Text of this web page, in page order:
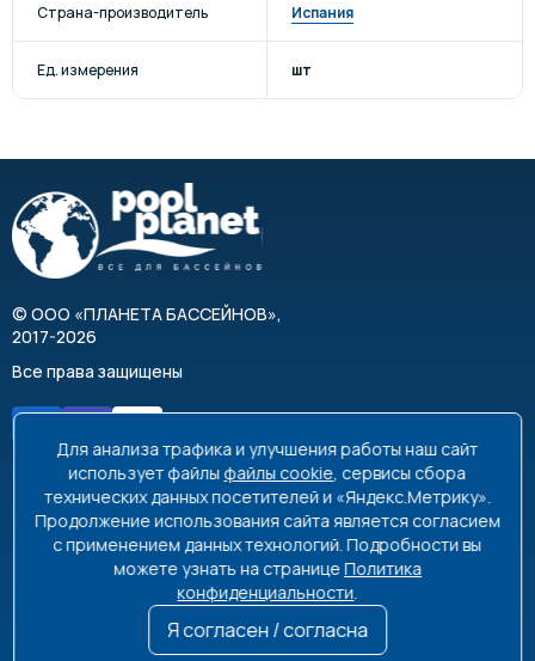
Страна-производитель Испания
Ед. измерения шт
© ООО «ПЛАНЕТА БАССЕЙНОВ»,
2017-2026
Все права защищены
8 495 663-99-48
8 800 350-99-08
info@poolplanet.ru
г. Москва, проспект Мира, д. 61
Пн-Пт 9:00-18:00 Сб-Вс выходной
Для анализа трафика и улучшения работы наш сайт
использует файлы файлы cookie, сервисы сбора
технических данных посетителей и «Яндекс.Метрику».
Продолжение использования сайта является согласием
с применением данных технологий. Подробности вы
можете узнать на страницеПолитика
конфиденциальности.
Я согласен / согласна